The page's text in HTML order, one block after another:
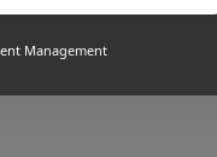
Management